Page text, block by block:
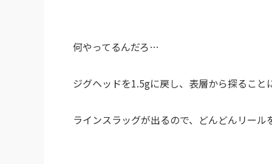
何やってるんだろ…
ジグヘッドを1.5gに戻し、表層から探ること
ラインスラッグが出るので、どんどんリール